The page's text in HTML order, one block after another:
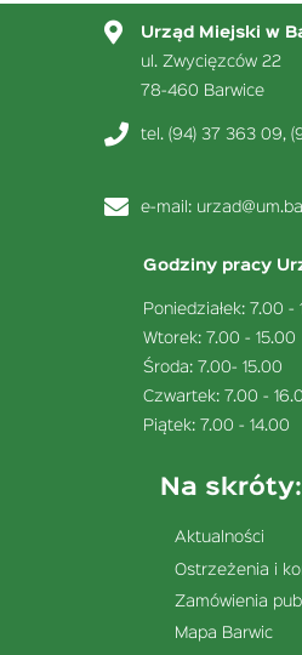
Urząd Miejski w
ul. Zwycięzców 22
78-460 Barwice
tel. (94) 37 363 09,
e-mail:
Godziny pracy
Poniedziałek: 7.00 -
Wtorek: 7.00 - 15.00
Środa: 7.00- 15.00
Czwartek: 7.00 -
Piątek: 7.00 - 14.00
Na skróty:
Aktualności
Ostrzeżenia i
Zamówienia
Mapa Barwic